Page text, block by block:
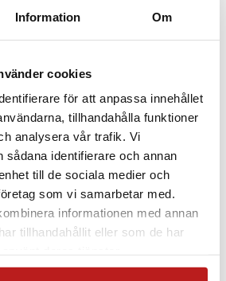
Information Om
cookies
för att anpassa innehållet
tillhandahålla funktioner
analysera vår trafik. Vi
sådana identifierare och annan
till de sociala medier och
som vi samarbetar med.
informationen med annan
tillhandahållit eller som de har
med temperaturkoll
är det av största ...
antibiotikaresistens hos
temperatur har ett nära ...
i kylkedjan under transporter
wastage More than 2...
exakta mätningar
ekologisk mejerigård ...
och frys
refrigerators and cold sto...